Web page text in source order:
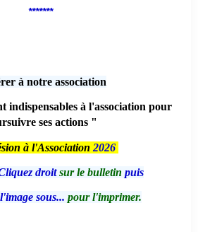
*******
à notre association
indispensables à l'association pour
ses actions "
à l'Association 2026
droitsur le bulletin puis
sous... pour l'imprimer.